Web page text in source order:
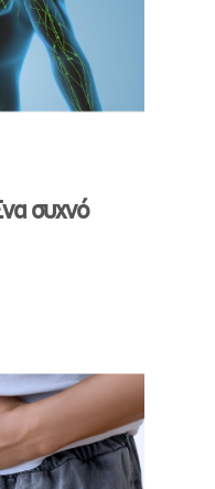
συχνό